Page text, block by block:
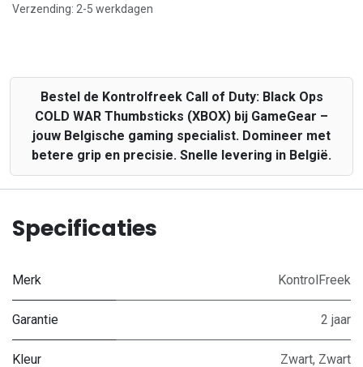
Verzending: 2-5 werkdagen
Bestel de Kontrolfreek Call of Duty: Black Ops
COLD WAR Thumbsticks (XBOX) bij GameGear –
jouw Belgische gaming specialist. Domineer met
betere grip en precisie. Snelle levering in België.
Specificaties
Merk KontrolFreek
Garantie 2 jaar
Kleur Zwart, Zwart